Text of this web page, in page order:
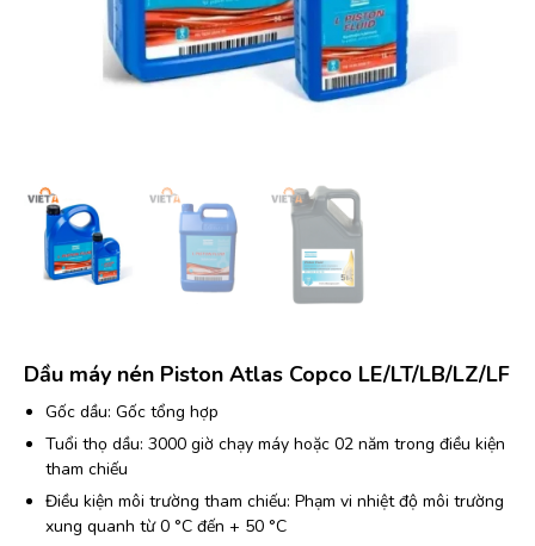
Dầu máy nén Piston Atlas Copco LE/LT/LB/LZ/LF
Gốc dầu: Gốc tổng hợp
Tuổi thọ dầu: 3000 giờ chạy máy hoặc 02 năm trong điều kiện
tham chiếu
Điều kiện môi trường tham chiếu: Phạm vi nhiệt độ môi trường
xung quanh từ 0 °C đến + 50 °C